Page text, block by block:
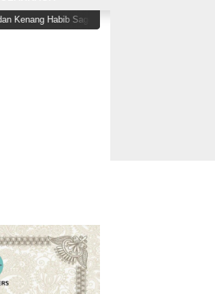
Saggaf sebagai Ulama yang Rendah Hati dan